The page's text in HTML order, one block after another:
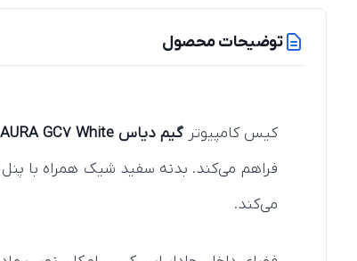
توضیحات محصول
کیس کامپیوترگیم دیاس AURA GC7 White
می‌کند.